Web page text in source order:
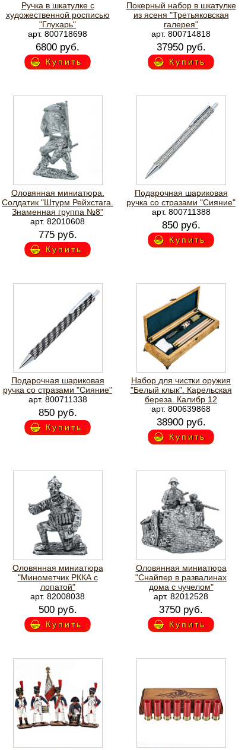
Ручка в шкатулке с
художественной росписью
"Глухарь"
арт. 800718698
6800 руб.
Купить
Покерный набор в шкатулке
из ясеня "Третьяковская
галерея"
арт. 800714818
37950 руб.
Купить
Оловянная миниатюра.
Солдатик "Штурм Рейхстага.
Знаменная группа №8"
арт. 82010608
775 руб.
Купить
Подарочная шариковая
ручка со стразами "Сияние"
арт. 800711388
850 руб.
Купить
Подарочная шариковая
ручка со стразами "Сияние"
арт. 800711338
850 руб.
Купить
Набор для чистки оружия
"Белый клык". Карельская
береза. Калибр 12
арт. 800639868
38900 руб.
Купить
Оловянная миниатюра
"Минометчик РККА с
лопатой"
арт. 82008038
500 руб.
Купить
Оловянная миниатюра
"Снайпер в развалинах
дома с чучелом"
арт. 82012528
3750 руб.
Купить